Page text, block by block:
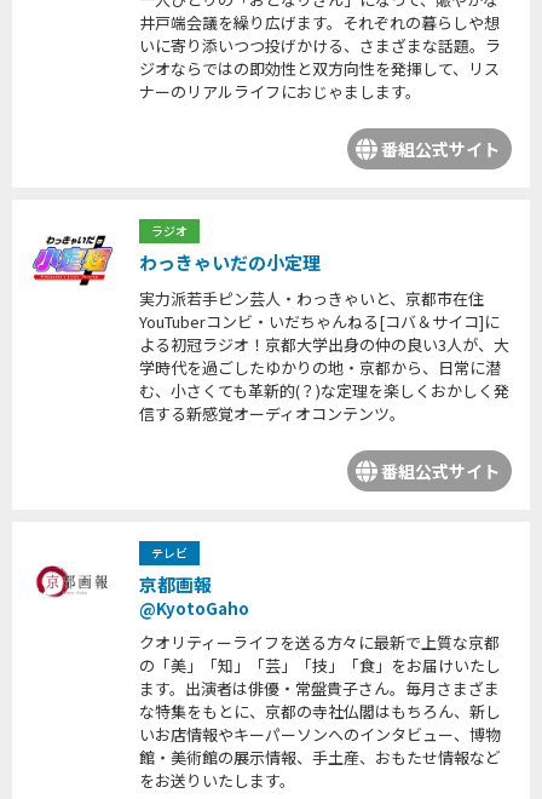
井戸端会議を繰り広げます。それぞれの暮らしや想
いに寄り添いつつ投げかける、さまざまな話題。ラ
ジオならではの即効性と双方向性を発揮して、リス
ナーのリアルライフにおじゃまします。
番組公式サイト
ラジオ
わっきゃいだの小定理
実力派若手ピン芸人・わっきゃいと、京都市在住
YouTuberコンビ・いだちゃんねる[コバ＆サイコ]に
よる初冠ラジオ！京都大学出身の仲の良い3人が、大
学時代を過ごしたゆかりの地・京都から、日常に潜
む、小さくても革新的(？)な定理を楽しくおかしく発
信する新感覚オーディオコンテンツ。
番組公式サイト
テレビ
京都画報
@KyotoGaho
クオリティーライフを送る方々に最新で上質な京都
の「美」「知」「芸」「技」「食」をお届けいたし
ます。出演者は俳優・常盤貴子さん。毎月さまざま
な特集をもとに、京都の寺社仏閣はもちろん、新し
いお店情報やキーパーソンへのインタビュー、博物
館・美術館の展示情報、手土産、おもたせ情報など
をお送りいたします。